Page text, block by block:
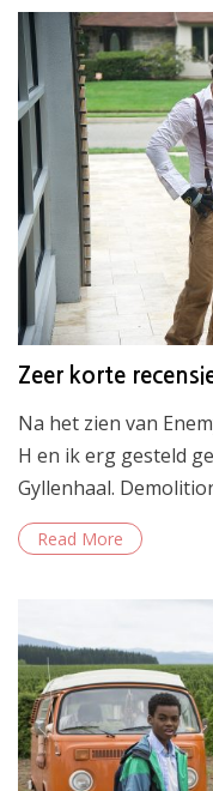
Zeer korte
Na het zien van
H en ik erg gesteld
Gyllenhaal.
Read More